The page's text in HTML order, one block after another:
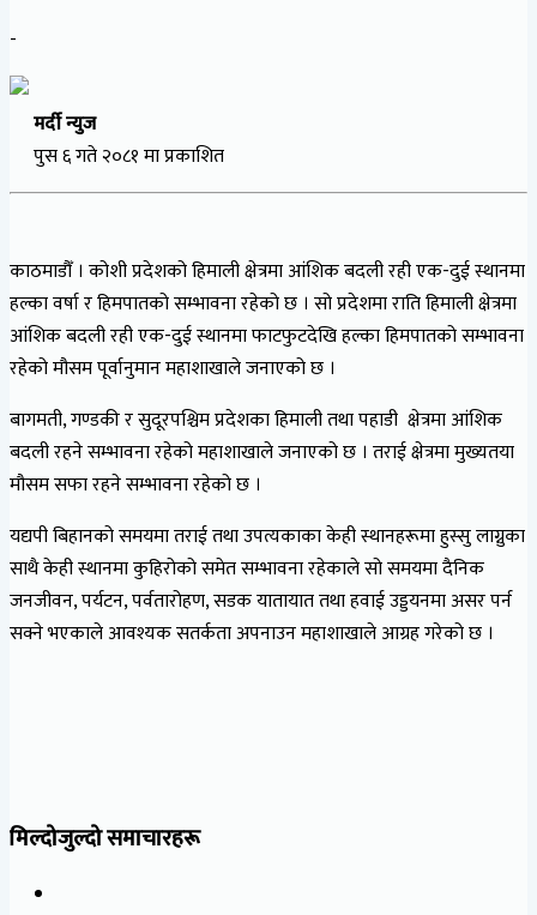
-
मर्दी न्युज
पुस ६ गते २०८१ मा प्रकाशित
काठमाडौँ । कोशी प्रदेशको हिमाली क्षेत्रमा आंशिक बदली रही एक-दुई स्थानमा
हल्का वर्षा र हिमपातको सम्भावना रहेको छ । सो प्रदेशमा राति हिमाली क्षेत्रमा
आंशिक बदली रही एक-दुई स्थानमा फाटफुटदेखि हल्का हिमपातको सम्भावना
रहेको मौसम पूर्वानुमान महाशाखाले जनाएको छ ।
बागमती, गण्डकी र सुदूरपश्चिम प्रदेशका हिमाली तथा पहाडी क्षेत्रमा आंशिक
बदली रहने सम्भावना रहेको महाशाखाले जनाएको छ । तराई क्षेत्रमा मुख्यतया
मौसम सफा रहने सम्भावना रहेको छ ।
यद्यपी बिहानको समयमा तराई तथा उपत्यकाका केही स्थानहरूमा हुस्सु लाग्नुका
साथै केही स्थानमा कुहिरोको समेत सम्भावना रहेकाले सो समयमा दैनिक
जनजीवन, पर्यटन, पर्वतारोहण, सडक यातायात तथा हवाई उड्डयनमा असर पर्न
सक्ने भएकाले आवश्यक सतर्कता अपनाउन महाशाखाले आग्रह गरेको छ ।
मिल्दोजुल्दो समाचारहरू